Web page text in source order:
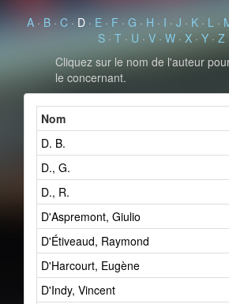
A · B · C · D · E · F · G · H · I · J · K · L ·
S· T· U · V· W· X· Y· Z
Cliquez sur le nom de l'auteur
le concernant.
Nom
D. B.
D., G.
D., R.
D'Aspremont, Giulio
D'Étiveaud, Raymond
D'Harcourt, Eugène
D'Indy, Vincent